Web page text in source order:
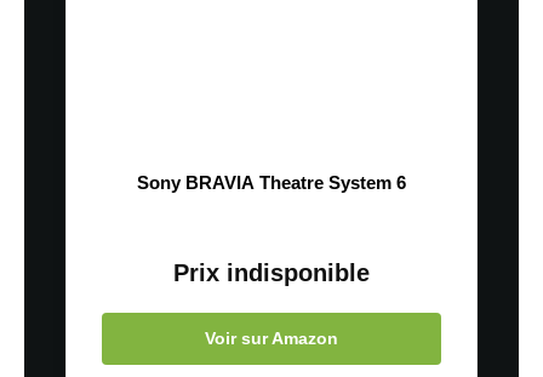
Sony BRAVIA Theatre System 6
Prix indisponible
Voir sur Amazon